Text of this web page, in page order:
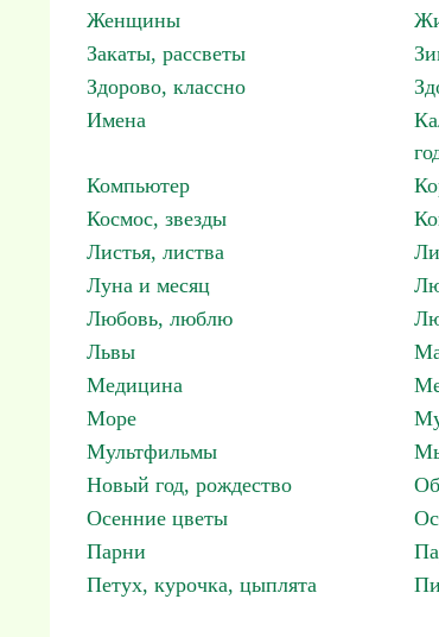
Женщины
Закаты, рассветы
Здорово, классно
Имена
Компьютер
Космос, звезды
Листья, листва
Луна и месяц
Любовь, люблю
Львы
Медицина
Море
Мультфильмы
Новый год, рождество
Осенние цветы
Парни
Петух, курочка, цыплята